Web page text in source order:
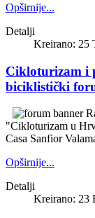
Opširnije...
Detalji
Kreirano: 25
Cikloturizam i
biciklistički
"Cikloturizam u
Casa Sanfior
Opširnije...
Detalji
Kreirano: 23